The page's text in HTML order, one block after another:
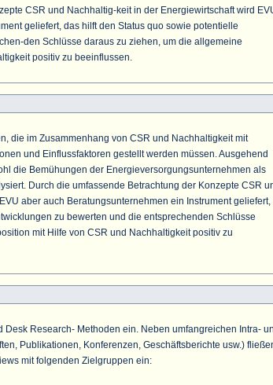
CSR und Nachhaltig-keit in der Energiewirtschaft wird
geliefert, das hilft den Status quo sowie potentielle
den Schlüsse daraus zu ziehen, um die allgemeine
positiv zu beeinflussen.
die im Zusammenhang von CSR und Nachhaltigkeit mit
und Einflussfaktoren gestellt werden müssen. Ausgehend
die Bemühungen der Energieversorgungsunternehmen als
Durch die umfassende Betrachtung der Konzepte CSR
aber auch Beratungsunternehmen ein Instrument geliefert,
zu bewerten und die entsprechenden Schlüsse
mit Hilfe von CSR und Nachhaltigkeit positiv zu
Desk Research- Methoden ein. Neben umfangreichen Intra-
Publikationen, Konferenzen, Geschäftsberichte usw.)
mit folgenden Zielgruppen ein: